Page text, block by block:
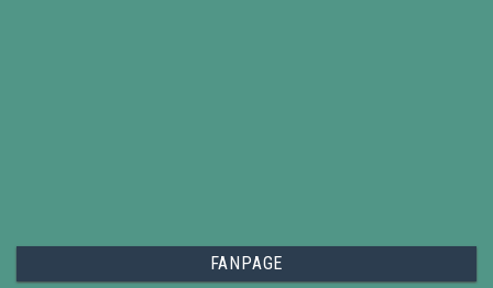
FANPAGE